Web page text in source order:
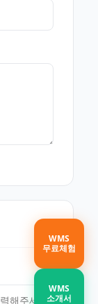
WMS
무료체험
WMS
소개서